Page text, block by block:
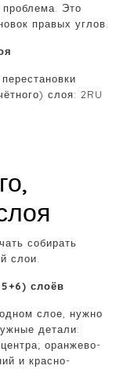
Это
правых углов.
слоя: 2RU
собирать
слои.
слоёв
слое, нужно
детали:
оранжево-
и красно-